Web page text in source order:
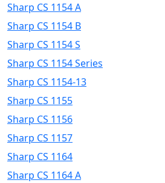
Sharp CS 1154 A
Sharp CS 1154 B
Sharp CS 1154 S
Sharp CS 1154 Series
Sharp CS 1154-13
Sharp CS 1155
Sharp CS 1156
Sharp CS 1157
Sharp CS 1164
Sharp CS 1164 A